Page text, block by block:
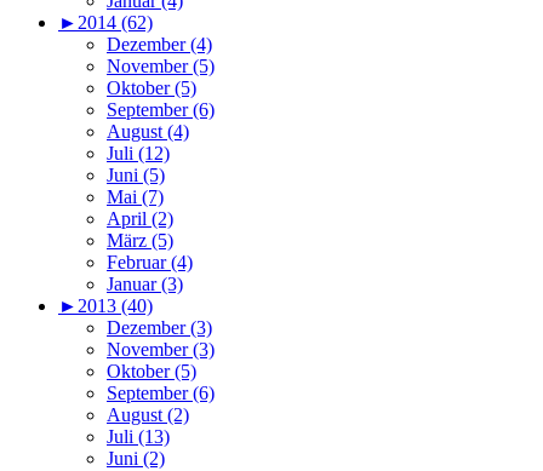
► 2014 (62)
Dezember (4)
November (5)
Oktober (5)
September (6)
August (4)
Juli (12)
Juni (5)
Mai (7)
April (2)
März (5)
Februar (4)
Januar (3)
► 2013 (40)
Dezember (3)
November (3)
Oktober (5)
September (6)
August (2)
Juli (13)
Juni (2)